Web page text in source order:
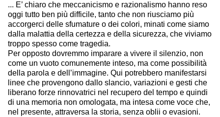
... E’ chiaro che meccanicismo e razionalismo hanno reso
oggi tutto ben più difficile, tanto che non riusciamo più
accorgerci delle sfumature o dei colori, minati come siamo
dalla malattia della certezza e della sicurezza, che viviamo
troppo spesso come tragedia.
Per opposto dovremmo imparare a vivere il silenzio, non
come un vuoto comunemente inteso, ma come possibilità
della parola e dell’immagine. Qui potrebbero manifestarsi
linee che provengono dallo slancio, variazioni e gesti che
liberano forze rinnovatrici nel recupero del tempo e quindi
di una memoria non omologata, ma intesa come voce che,
nel presente, attraversa la storia, senza oblii o evasioni.